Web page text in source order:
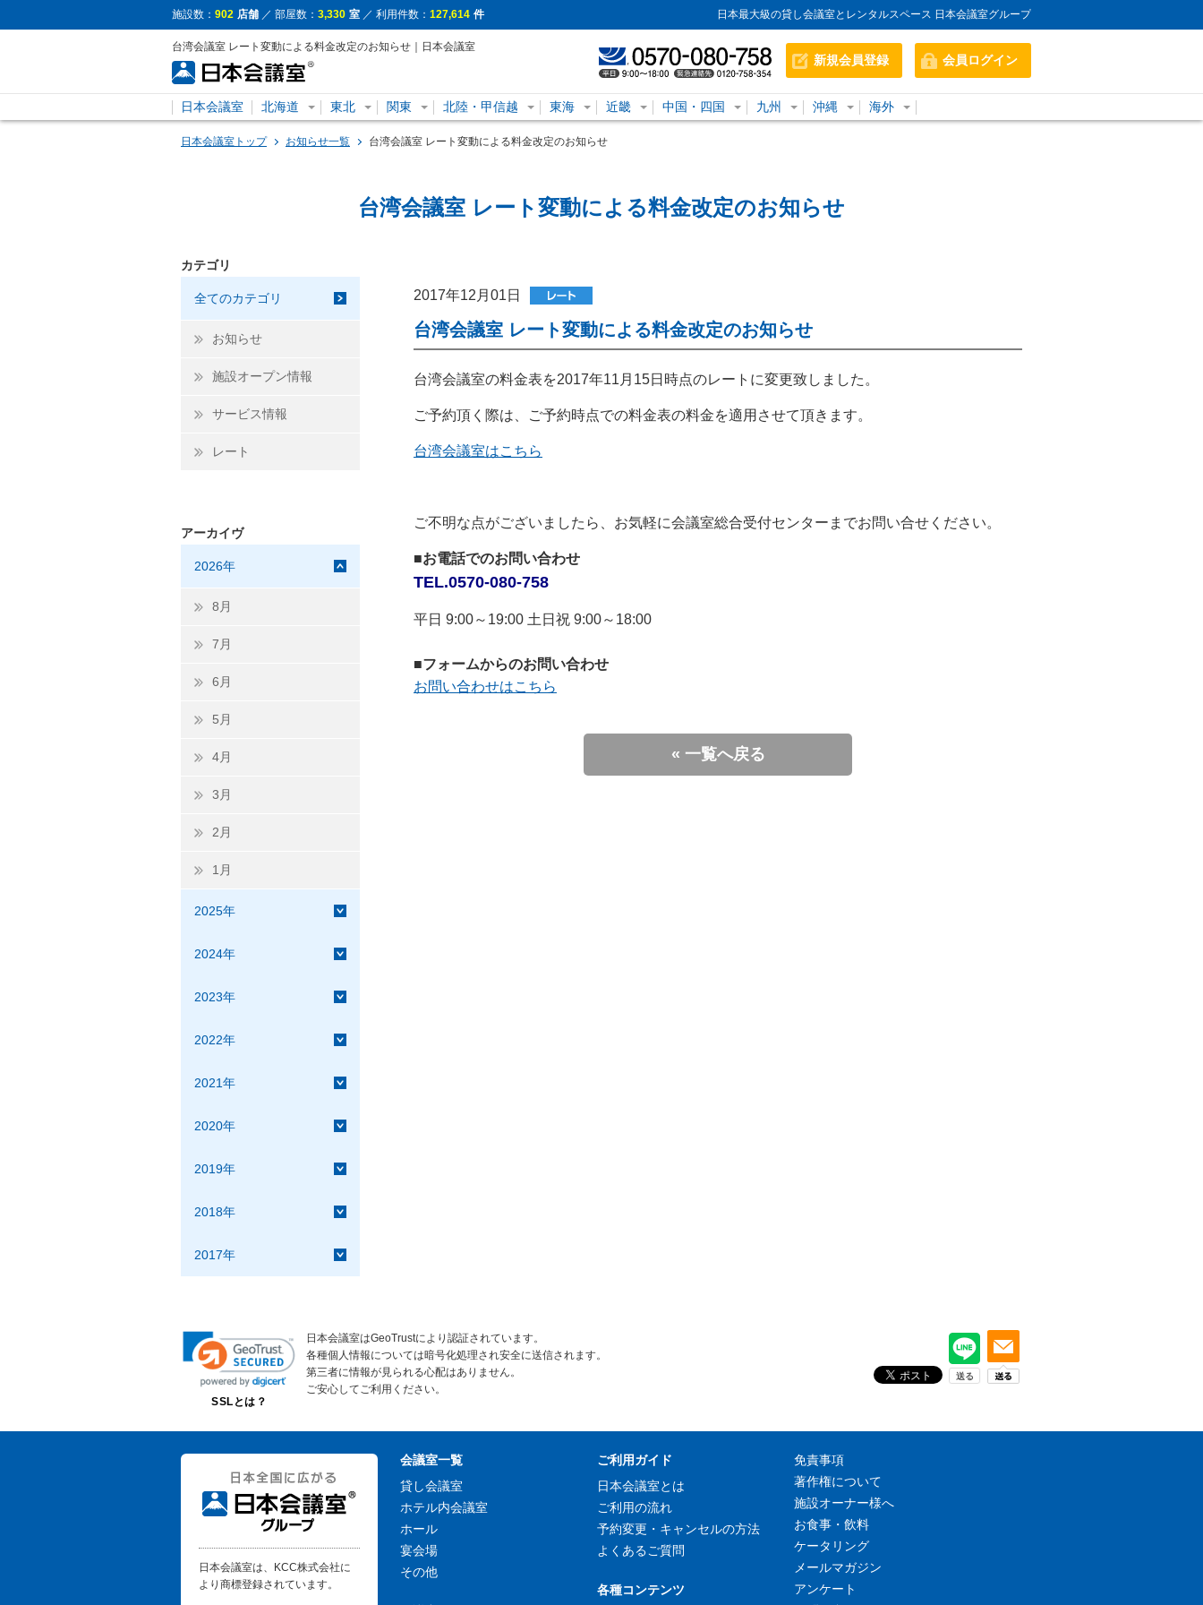
施設数： 902 店舗 ／ 部屋数： 3,330 室 ／ 利用件数： 127,614 件 日本最大級の貸し会議室とレンタルスペース 日本会議室グループ
台湾会議室 レート変動による料金改定のお知らせ｜日本会議室
新規会員登録 会員ログイン
日本会議室 北海道 東北 関東 北陸・甲信越 東海 近畿 中国・四国 九州 沖縄 海外
日本会議室トップ お知らせ一覧 台湾会議室 レート変動による料金改定のお知らせ
台湾会議室 レート変動による料金改定のお知らせ
カテゴリ
全てのカテゴリ
お知らせ
施設オープン情報
サービス情報
レート
アーカイヴ
2026年
8月
7月
6月
5月
4月
3月
2月
1月
2025年
2024年
2023年
2022年
2021年
2020年
2019年
2018年
2017年
2017年12月01日
台湾会議室 レート変動による料金改定のお知らせ
台湾会議室の料金表を2017年11月15日時点のレートに変更致しました。
ご予約頂く際は、ご予約時点での料金表の料金を適用させて頂きます。
台湾会議室はこちら
ご不明な点がございましたら、お気軽に会議室総合受付センターまでお問い合せください。
■お電話でのお問い合わせ
TEL.0570-080-758
平日 9:00～19:00 土日祝 9:00～18:00
■フォームからのお問い合わせ
お問い合わせはこちら
« 一覧へ戻る
SSLとは？
日本会議室はGeoTrustにより認証されています。
各種個人情報については暗号化処理され安全に送信されます。
第三者に情報が見られる心配はありません。
ご安心してご利用ください。
日本会議室は、KCC株式会社に
より商標登録されています。
会議室一覧
貸し会議室
ホテル内会議室
ホール
宴会場
その他
ご利用ガイド
日本会議室とは
ご利用の流れ
予約変更・キャンセルの方法
よくあるご質問
各種コンテンツ
免責事項
著作権について
施設オーナー様へ
お食事・飲料
ケータリング
メールマガジン
アンケート